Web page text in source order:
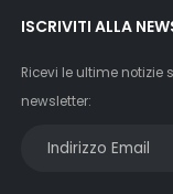
ISCRIVITI ALLA
Ricevi le ultime notizie
newsletter: